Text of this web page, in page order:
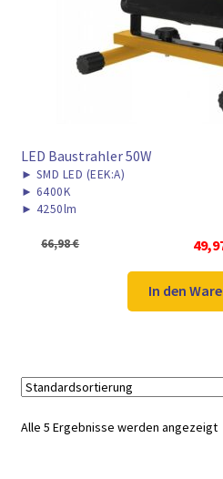
LED Baustrahler 50W
► SMD LED (EEK:A)
► 6400K
► 4250lm
66,98€
war:
66,98
In den
Alle 5 Ergebnisse werden angezeigt